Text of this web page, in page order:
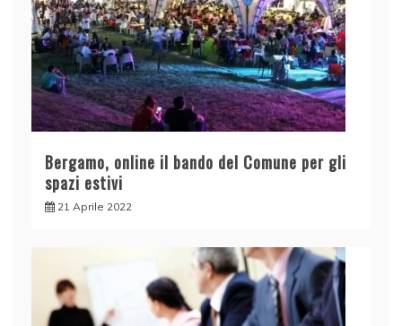
Bergamo, online il bando del Comune per gli
spazi estivi
21 Aprile 2022